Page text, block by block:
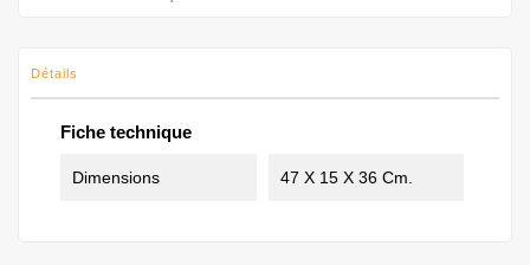
Détails
Fiche technique
Dimensions 47 X 15 X 36 Cm.